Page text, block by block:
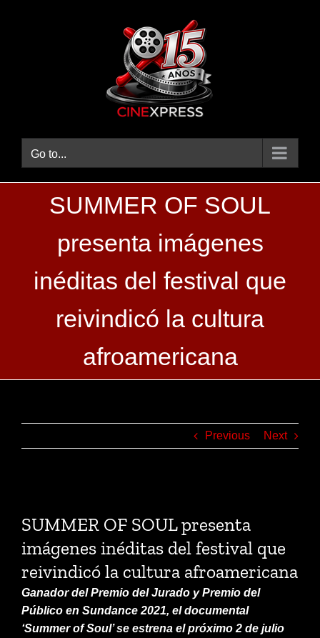
Go to...
SUMMER OF SOUL
presenta imágenes
inéditas del festival que
reivindicó la cultura
afroamericana
Previous Next
Larger
SUMMER OF SOUL presenta
imágenes inéditas del festival que
reivindicó la cultura afroamericana
Ganador del Premio del Jurado y Premio del
Público en Sundance 2021, el documental
‘Summer of Soul’ se estrena el próximo 2 de julio